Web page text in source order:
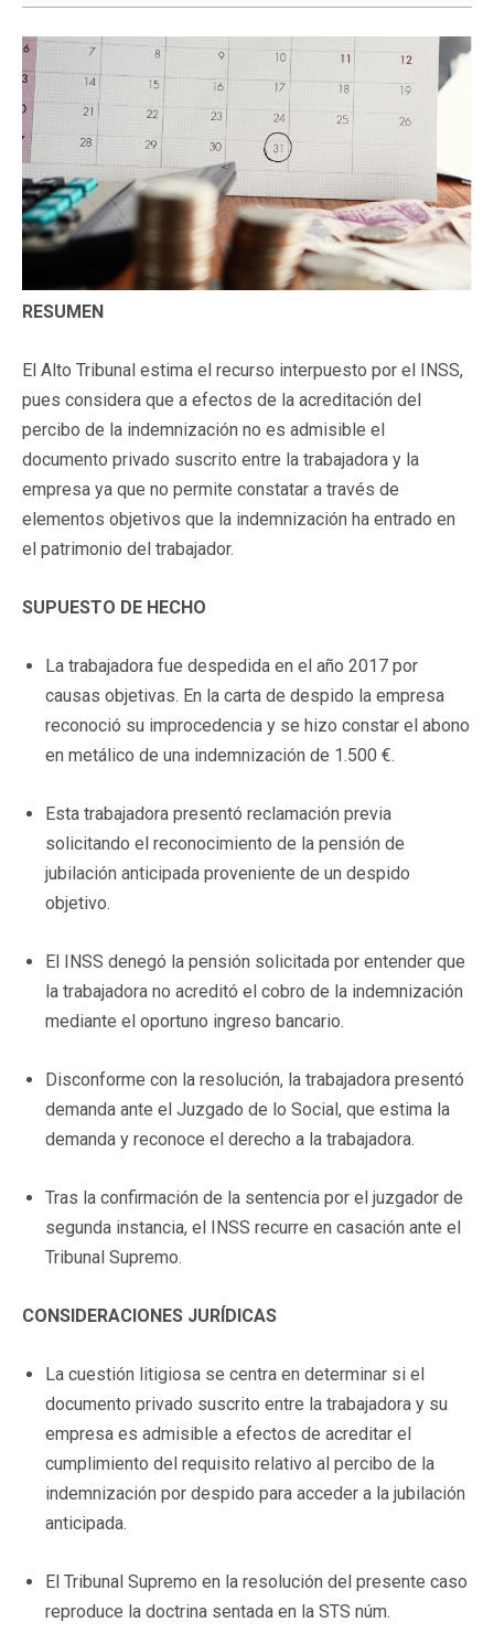
RESUMEN
El Alto Tribunal estima el recurso interpuesto por el INSS,
pues considera que a efectos de la acreditación del
percibo de la indemnización no es admisible el
documento privado suscrito entre la trabajadora y la
empresa ya que no permite constatar a través de
elementos objetivos que la indemnización ha entrado en
el patrimonio del trabajador.
SUPUESTO DE HECHO
La trabajadora fue despedida en el año 2017 por
causas objetivas. En la carta de despido la empresa
reconoció su improcedencia y se hizo constar el abono
en metálico de una indemnización de 1.500 €.
Esta trabajadora presentó reclamación previa
solicitando el reconocimiento de la pensión de
jubilación anticipada proveniente de un despido
objetivo.
El INSS denegó la pensión solicitada por entender que
la trabajadora no acreditó el cobro de la indemnización
mediante el oportuno ingreso bancario.
Disconforme con la resolución, la trabajadora presentó
demanda ante el Juzgado de lo Social, que estima la
demanda y reconoce el derecho a la trabajadora.
Tras la confirmación de la sentencia por el juzgador de
segunda instancia, el INSS recurre en casación ante el
Tribunal Supremo.
CONSIDERACIONES JURÍDICAS
La cuestión litigiosa se centra en determinar si el
documento privado suscrito entre la trabajadora y su
empresa es admisible a efectos de acreditar el
cumplimiento del requisito relativo al percibo de la
indemnización por despido para acceder a la jubilación
anticipada.
El Tribunal Supremo en la resolución del presente caso
reproduce la doctrina sentada en la STS núm.